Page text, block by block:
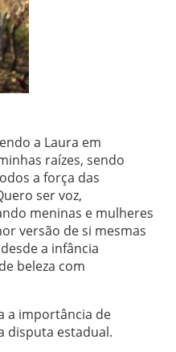
a Laura em
raízes, sendo
a força das
ser voz,
meninas e mulheres
versão de si mesmas
a infância
beleza com
a importância de
disputa estadual.